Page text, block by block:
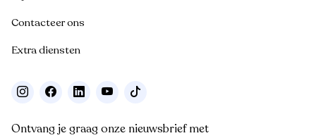
Contacteer ons
Extra diensten
Ontvang je graag onze nieuwsbrief met